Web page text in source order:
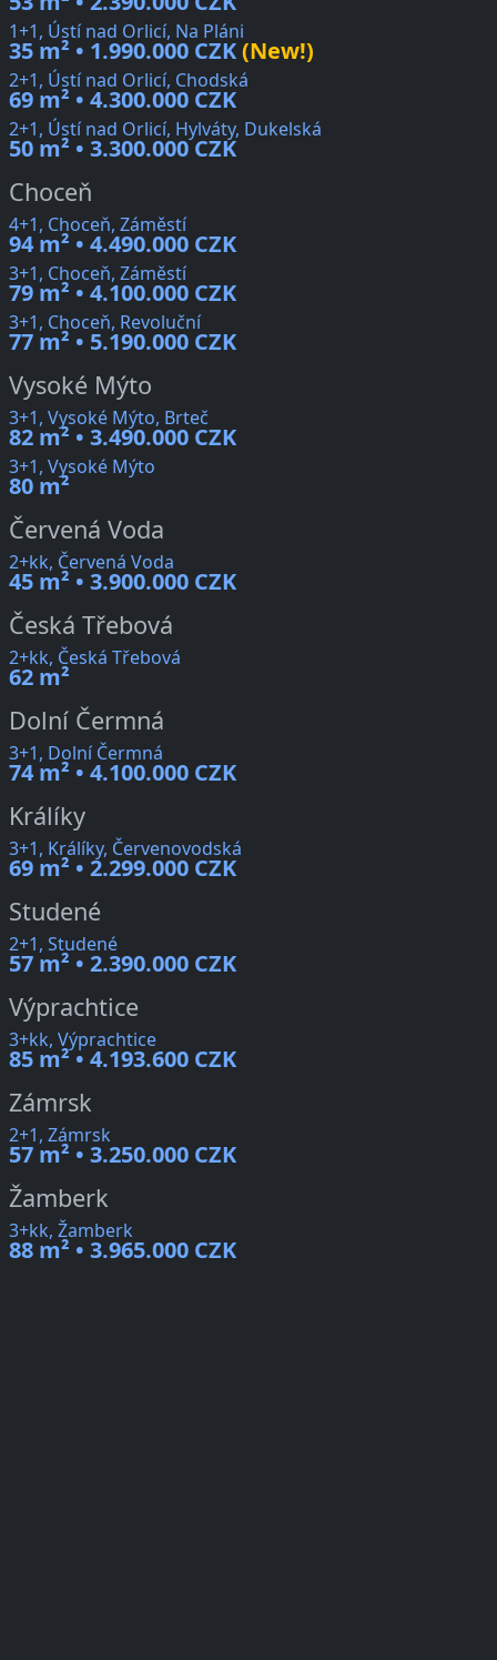
1+1, Ústí nad Orlicí, Na Pláni
35 m² • 1.990.000 CZK(New!)
2+1, Ústí nad Orlicí, Chodská
69 m² • 4.300.000 CZK
2+1, Ústí nad Orlicí, Hylváty, Dukelská
50 m² • 3.300.000 CZK
Choceň
4+1, Choceň, Záměstí
94 m² • 4.490.000 CZK
3+1, Choceň, Záměstí
79 m² • 4.100.000 CZK
3+1, Choceň, Revoluční
77 m² • 5.190.000 CZK
Vysoké Mýto
3+1, Vysoké Mýto, Brteč
82 m² • 3.490.000 CZK
3+1, Vysoké Mýto
80 m²
Červená Voda
2+kk, Červená Voda
45 m² • 3.900.000 CZK
Česká Třebová
2+kk, Česká Třebová
62 m²
Dolní Čermná
3+1, Dolní Čermná
74 m² • 4.100.000 CZK
Králíky
3+1, Králíky, Červenovodská
69 m² • 2.299.000 CZK
Studené
2+1, Studené
57 m² • 2.390.000 CZK
Výprachtice
3+kk, Výprachtice
85 m² • 4.193.600 CZK
Zámrsk
2+1, Zámrsk
57 m² • 3.250.000 CZK
Žamberk
3+kk, Žamberk
88 m² • 3.965.000 CZK